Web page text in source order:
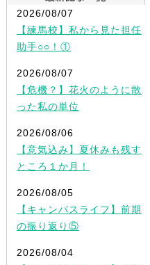
2026/08/07
【練馬校】私から見た担任
助手○○！①
2026/08/07
【危機？】花火のように散
った私の単位
2026/08/06
【意気込み】夏休みも残す
ところ１か月！
2026/08/05
【キャンパスライフ】前期
の振り返り⑤
2026/08/04